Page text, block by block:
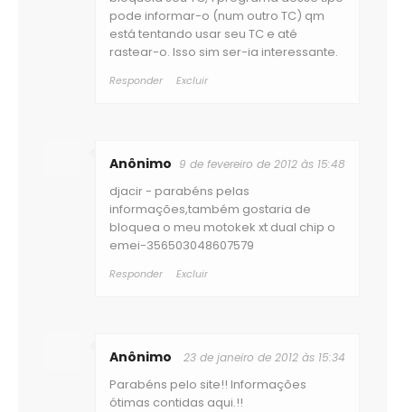
Anônimo 23 de janeiro de 2012 às 15:34
Parabéns pelo site!! Informações
ótimas contidas aqui.!!
Anônimo 9 de fevereiro de 2012 às 15:48
djacir - parabéns pelas
informações,também gostaria de
bloquea o meu motokek xt dual chip o
emei-356503048607579
Responder Excluir
pode informar-o (num outro TC) qm
está tentando usar seu TC e até
rastear-o. Isso sim ser-ia interessante.
Responder Excluir